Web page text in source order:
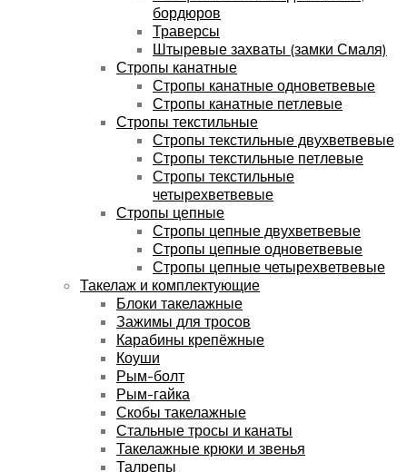
бордюров
Траверсы
Штыревые захваты (замки Смаля)
Стропы канатные
Стропы канатные одноветвевые
Стропы канатные петлевые
Стропы текстильные
Стропы текстильные двухветвевые
Стропы текстильные петлевые
Стропы текстильные
четырехветвевые
Стропы цепные
Стропы цепные двухветвевые
Стропы цепные одноветвевые
Стропы цепные четырехветвевые
Такелаж и комплектующие
Блоки такелажные
Зажимы для тросов
Карабины крепёжные
Коуши
Рым-болт
Рым-гайка
Скобы такелажные
Стальные тросы и канаты
Такелажные крюки и звенья
Талрепы